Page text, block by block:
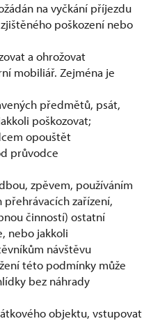
na vyčkání příjezdu
poškození nebo
a ohrožovat
mobiliář. Zejména je
předmětů, psát,
poškozovat;
opouštět
průvodce
zpěvem, používáním
zařízení,
činností) ostatní
nebo jakkoli
návštěvu
této podmínky může
bez náhrady
objektu, vstupovat